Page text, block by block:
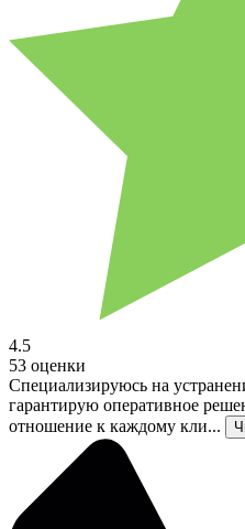
4.5
53 оценки
Специализируюсь на
гарантирую оперативное
отношение к каждому кли...